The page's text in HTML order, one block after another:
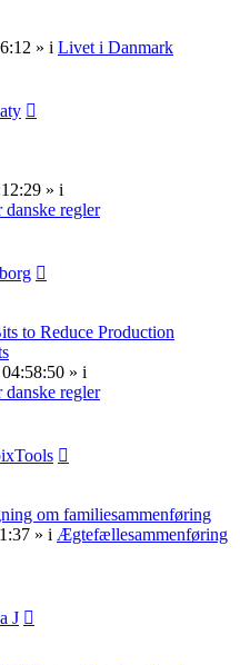
» i Livet i Danmark
» i
regler
to Reduce Production
» i
regler
om familiesammenføring
» i Ægtefællesammenføring
J